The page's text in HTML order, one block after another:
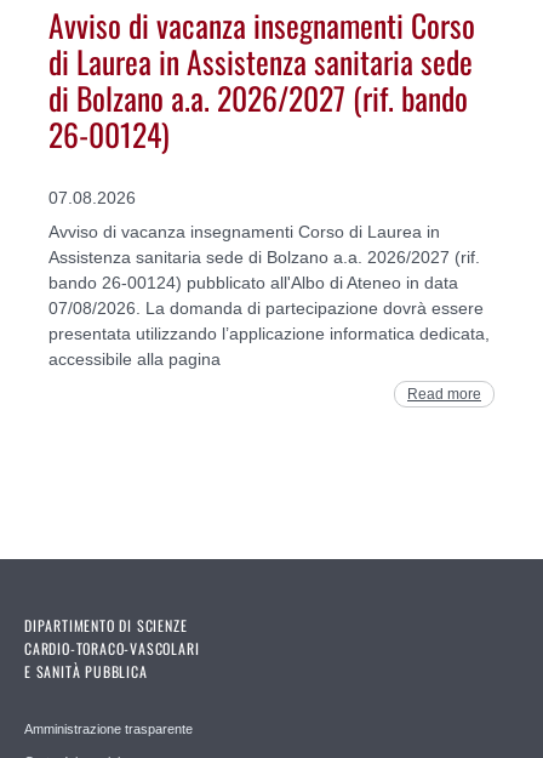
Avviso di vacanza insegnamenti Corso
di Laurea in Assistenza sanitaria sede
di Bolzano a.a. 2026/2027 (rif. bando
26-00124)
07.08.2026
Avviso di vacanza insegnamenti Corso di Laurea in
Assistenza sanitaria sede di Bolzano a.a. 2026/2027 (rif.
bando 26-00124) pubblicato all'Albo di Ateneo in data
07/08/2026. La domanda di partecipazione dovrà essere
presentata utilizzando l’applicazione informatica dedicata,
accessibile alla pagina
Read more
DIPARTIMENTO DI SCIENZE
CARDIO-TORACO-VASCOLARI
E SANITÀ PUBBLICA
Amministrazione trasparente